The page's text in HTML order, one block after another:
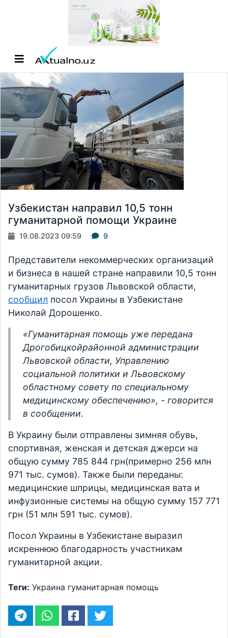
Узбекистан направил 10,5 тонн
гуманитарной помощи Украине
19.08.2023 09:59 9
Представители некоммерческих организаций
и бизнеса в нашей стране направили 10,5 тонн
гуманитарных грузов Львовской области,
сообщил посол Украины в Узбекистане
Николай Дорошенко.
«Гуманитарная помощь уже передана
Дрогобицкойрайонной администрации
Львовской области, Управлению
социальной политики и Львовскому
областному совету по специальному
медицинскому обеспечению», - говорится
в сообщении.
В Украину были отправлены зимняя обувь,
спортивная, женская и детская джерси на
общую сумму 785 844 грн(примерно 256 млн
971 тыс. сумов). Также были переданы:
медицинские шприцы, медицинская вата и
инфузионные системы на общую сумму 157 771
грн (51 млн 591 тыс. сумов).
Посол Украины в Узбекистане выразил
искреннюю благодарность участникам
гуманитарной акции.
Теги: Украина гуманитарная помощь